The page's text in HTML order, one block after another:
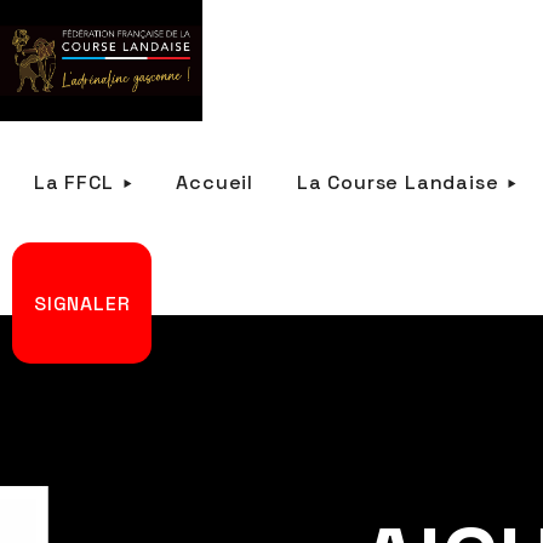
La FFCL Accueil La Course Landaise
SIGNALER